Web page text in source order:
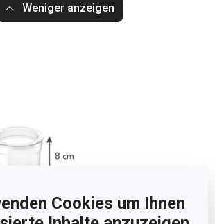
Cookies um Ihnen
Weniger anzeigen